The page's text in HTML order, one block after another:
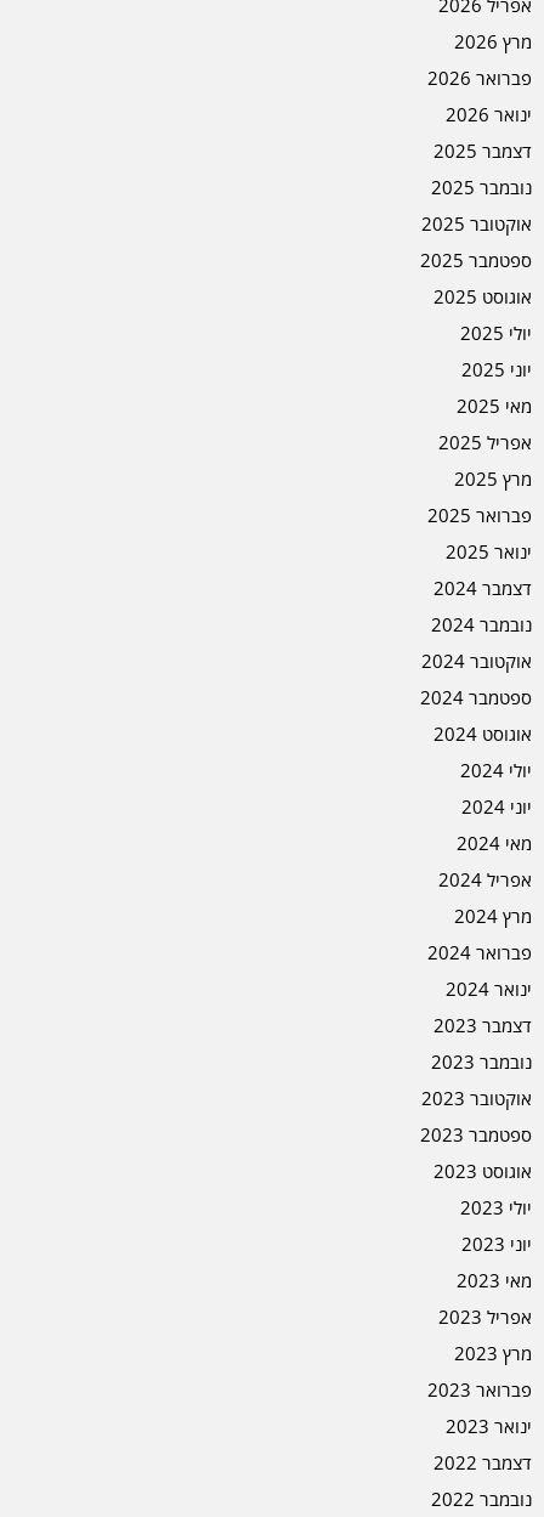
מרץ 2026
פברואר 2026
ינואר 2026
דצמבר 2025
נובמבר 2025
אוקטובר 2025
ספטמבר 2025
אוגוסט 2025
יולי 2025
יוני 2025
מאי 2025
אפריל 2025
מרץ 2025
פברואר 2025
ינואר 2025
דצמבר 2024
נובמבר 2024
אוקטובר 2024
ספטמבר 2024
אוגוסט 2024
יולי 2024
יוני 2024
מאי 2024
אפריל 2024
מרץ 2024
פברואר 2024
ינואר 2024
דצמבר 2023
נובמבר 2023
אוקטובר 2023
ספטמבר 2023
אוגוסט 2023
יולי 2023
יוני 2023
מאי 2023
אפריל 2023
מרץ 2023
פברואר 2023
ינואר 2023
דצמבר 2022
נובמבר 2022